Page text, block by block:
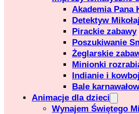
Akademia Pana
Detektyw Mikołaj
Pirackie zabawy
Poszukiwanie
Żeglarskie
Minionki
Indianie i
Bale
Animacje dla dzieci
Wynajem Świętego